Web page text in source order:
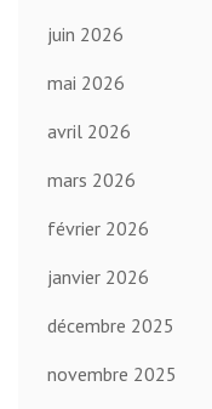
juin 2026
mai 2026
avril 2026
mars 2026
février 2026
janvier 2026
décembre 2025
novembre 2025